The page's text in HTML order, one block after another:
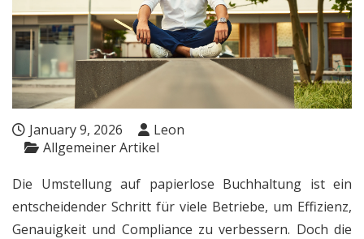
January 9, 2026
Leon
Allgemeiner Artikel
Die Umstellung auf papierlose Buchhaltung ist ein
entscheidender Schritt für viele Betriebe, um Effizienz,
Genauigkeit und Compliance zu verbessern. Doch die